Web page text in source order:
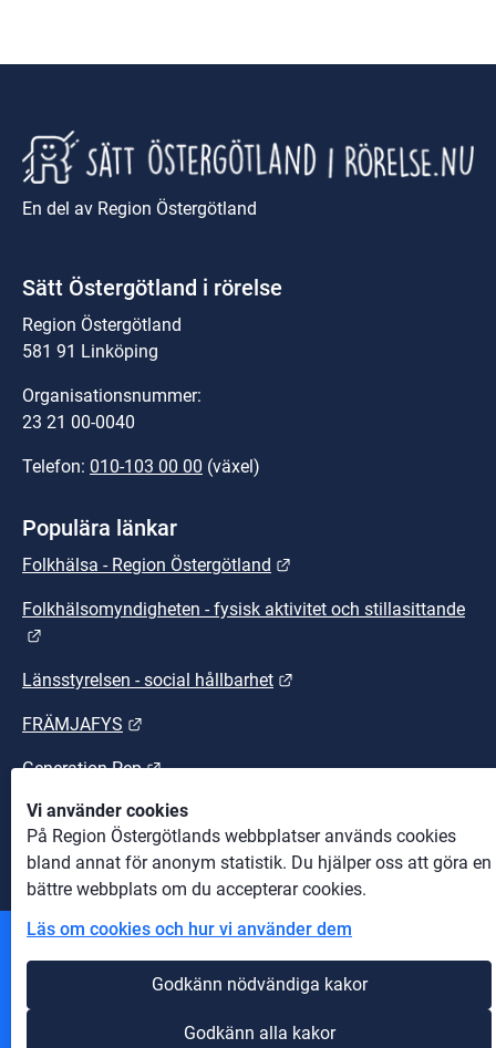
Vi använder cookies
På Region Östergötlands webbplatser används cookies
bland annat för anonym statistik. Du hjälper oss att göra en
bättre webbplats om du accepterar cookies.
Läs om cookies och hur vi använder dem
Godkänn nödvändiga kakor
Godkänn alla kakor
En del av Region Östergötland
Sätt Östergötland i rörelse
Region Östergötland
581 91 Linköping
Organisationsnummer:
23 21 00-0040
Telefon: 010-103 00 00 (växel)
Populära länkar
Folkhälsa - Region Östergötland
Folkhälsomyndigheten - fysisk aktivitet och stillasittande
Länsstyrelsen - social hållbarhet
FRÄMJAFYS
Generation Pep Länk till annan webbplats.
Sunt arbetsliv Länk till annan webbplats.
Andra webbplatser
Information om cookies